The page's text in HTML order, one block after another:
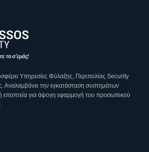
Υπηρεσίες Φύλαξης, Περιπολίας Security
Αναλαμβάνει την εγκατάσταση συστημάτων
εποπτεία για άψογη εφαρμογή του προσωπικού